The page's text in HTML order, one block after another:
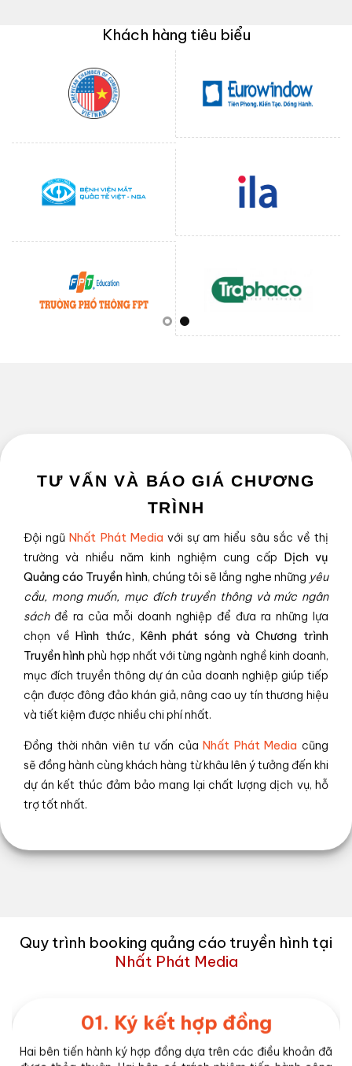
Khách hàng tiêu biểu
TƯ VẤN VÀ BÁO GIÁ CHƯƠNG
TRÌNH
Đội ngũNhất Phát Media với sự am hiểu sâu sắc về thị
trường và nhiều năm kinh nghiệm cung cấp Dịch vụ
Quảng cáo Truyền hình, chúng tôi sẽ lắng nghe những yêu
cầu, mong muốn, mục đích truyền thông và mức ngân
sáchđề ra của mỗi doanh nghiệp để đưa ra những lựa
chọn vềHình thức, Kênh phát sóng và Chương trình
Truyền hìnhphù hợp nhất với từng ngành nghề kinh doanh,
mục đích truyền thông dự án của doanh nghiệp giúp tiếp
cận được đông đảo khán giả, nâng cao uy tín thương hiệu
và tiết kiệm được nhiều chi phí nhất.
Đồng thời nhân viên tư vấn củaNhất Phát Media cũng
sẽ đồng hành cùng khách hàng từ khâu lên ý tưởng đến khi
dự án kết thúc đảm bảo mang lại chất lượng dịch vụ, hỗ
trợ tốt nhất.
Quy trình booking quảng cáo truyền hình tại
Nhất Phát Media
01. Ký kết hợp đồng
Hai bên tiến hành ký hợp đồng dựa trên các điều khoản đã